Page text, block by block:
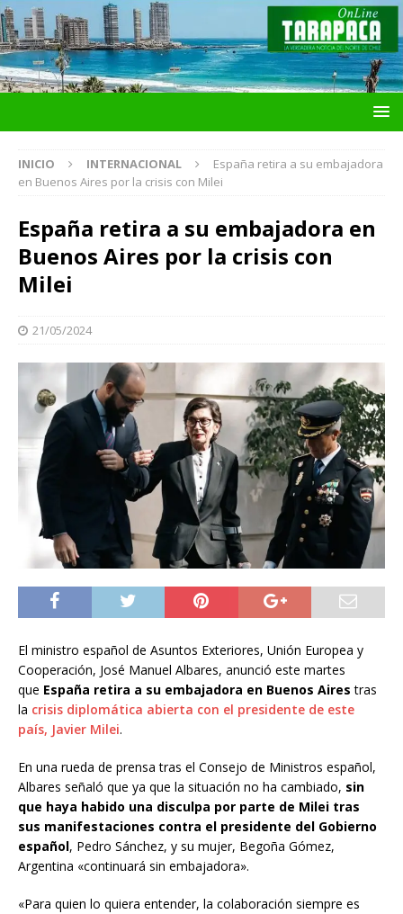
INICIO INTERNACIONAL
España retira a su embajadora
en Buenos Aires por la crisis con Milei
España retira a su embajadora en
Buenos Aires por la crisis con
Milei
21/05/2024
El ministro español de Asuntos Exteriores, Unión Europea y
Cooperación, José Manuel Albares, anunció este martes
que España retira a su embajadora en Buenos Aires tras
la crisis diplomática abierta con el presidente de este
país, Javier Milei.
En una rueda de prensa tras el Consejo de Ministros español,
Albares señaló que ya que la situación no ha cambiado, sin
que haya habido una disculpa por parte de Milei tras
sus manifestaciones contra el presidente del Gobierno
español, Pedro Sánchez, y su mujer, Begoña Gómez,
Argentina «continuará sin embajadora».
«Para quien lo quiera entender, la colaboración siempre es